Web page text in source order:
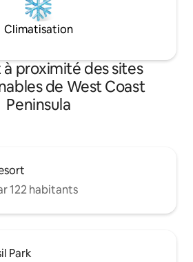
Climatisation
à proximité des sites
de West Coast
Peninsula
122 habitants
Park